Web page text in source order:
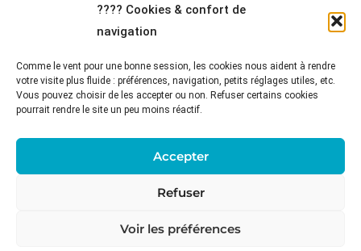
???? Cookies & confort de
navigation
Comme le vent pour une bonne session, les cookies nous aident à rendre
votre visite plus fluide : préférences, navigation, petits réglages utiles, etc.
Vous pouvez choisir de les accepter ou non. Refuser certains cookies
pourrait rendre le site un peu moins réactif.
Accepter
Refuser
Voir les préférences
realtime op de hoogte te blijven van onze volgende
sessies (afhankelijk van het weer), excursies en
Volg ons WhatsApp-kanaal
+ 32 472 70 32 29
info@kitetrek.be